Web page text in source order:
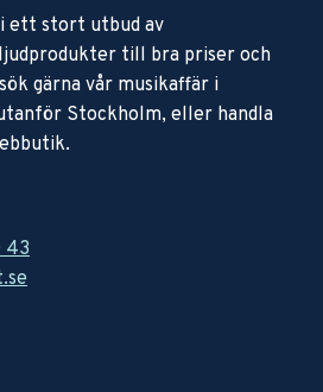
ett stort utbud av
till bra priser och
gärna vår musikaffär i
Stockholm, eller handla
43